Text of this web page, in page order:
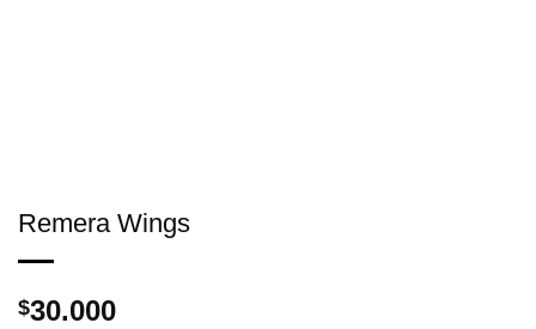
Remera Wings
$30.000